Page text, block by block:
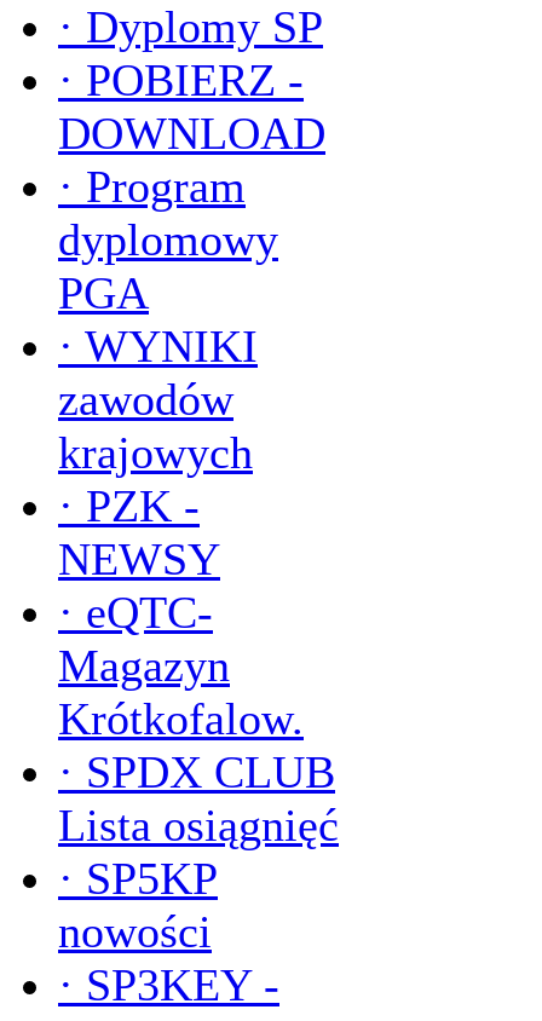
· Dyplomy SP
· POBIERZ -
DOWNLOAD
· Program
dyplomowy
PGA
· WYNIKI
zawodów
krajowych
· PZK -
NEWSY
· eQTC-
Magazyn
Krótkofalow.
· SPDX CLUB
Lista osiągnięć
· SP5KP
nowości
· SP3KEY -